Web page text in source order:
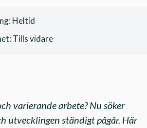
Heltid
Tills vidare
varierande arbete? Nu söker
utvecklingen ständigt pågår. Här